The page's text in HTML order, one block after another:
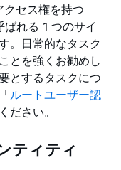
クセス権を持つ
ばれる 1 つのサイ
。日常的なタスク
とを強くお勧めし
とするタスクにつ
ルートユーザー認
ださい。
ティティ